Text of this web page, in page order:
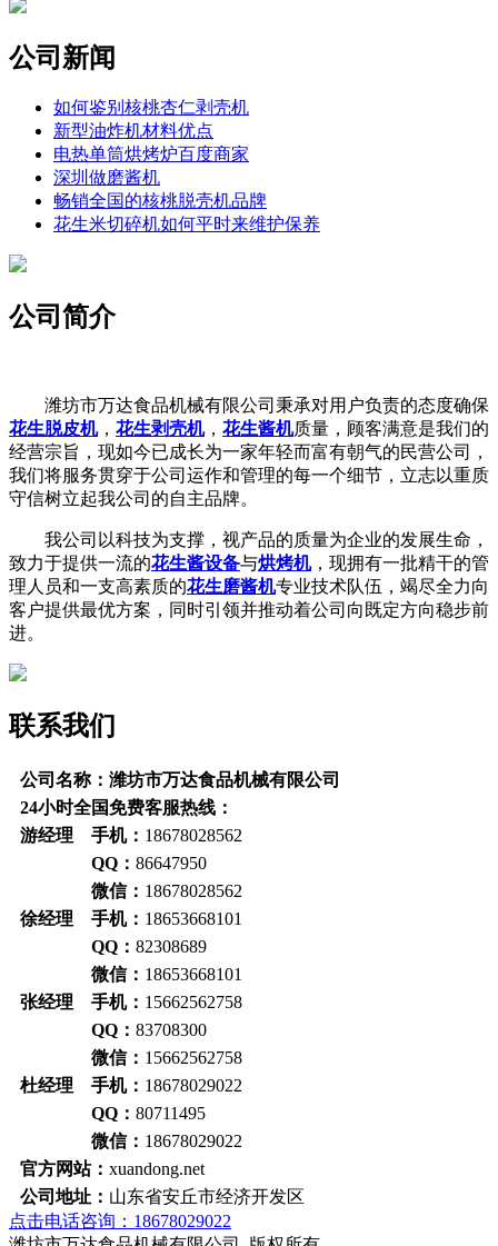
公司新闻
如何鉴别核桃杏仁剥壳机
新型油炸机材料优点
电热单筒烘烤炉百度商家
深圳做磨酱机
畅销全国的核桃脱壳机品牌
花生米切碎机如何平时来维护保养
公司简介
潍坊市万达食品机械有限公司秉承对用户负责的态度确保
花生脱皮机， 花生剥壳机， 花生酱机质量，顾客满意是我们的
经营宗旨，现如今已成长为一家年轻而富有朝气的民营公司，
我们将服务贯穿于公司运作和管理的每一个细节，立志以重质
守信树立起我公司的自主品牌。
我公司以科技为支撑，视产品的质量为企业的发展生命，
致力于提供一流的花生酱设备与烘烤机，现拥有一批精干的管
理人员和一支高素质的花生磨酱机专业技术队伍，竭尽全力向
客户提供最优方案，同时引领并推动着公司向既定方向稳步前
进。
联系我们
公司名称：潍坊市万达食品机械有限公司
24小时全国免费客服热线：
游经理 手机： 18678028562
QQ： 86647950
微信： 18678028562
徐经理 手机： 18653668101
QQ： 82308689
微信： 18653668101
张经理 手机： 15662562758
QQ： 83708300
微信： 15662562758
杜经理 手机： 18678029022
QQ： 80711495
微信： 18678029022
官方网站： xuandong.net
公司地址： 山东省安丘市经济开发区
点击电话咨询：18678029022